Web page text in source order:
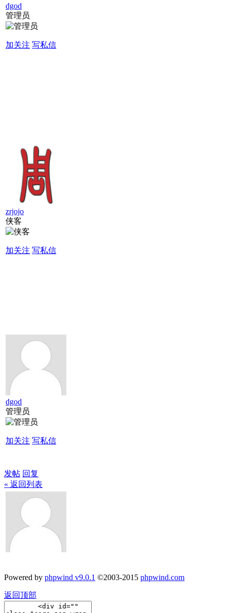
dgod
管理员
加关注 写私信
zrjojo
侠客
加关注 写私信
dgod
管理员
加关注 写私信
发帖 回复
« 返回列表
Powered by phpwind v9.0.1 ©2003-2015 phpwind.com
返回顶部